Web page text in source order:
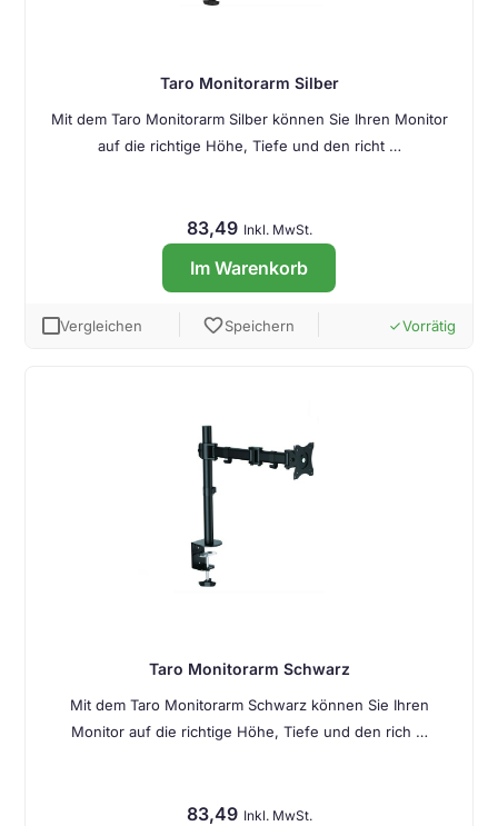
Taro Monitorarm Silber
Mit dem Taro Monitorarm Silber können Sie Ihren Monitor
auf die richtige Höhe, Tiefe und den richt …
83,49 Inkl. MwSt.
Im Warenkorb
Vergleichen favoriteSpeichern doneVorrätig
Taro Monitorarm Schwarz
Mit dem Taro Monitorarm Schwarz können Sie Ihren
Monitor auf die richtige Höhe, Tiefe und den rich …
83,49 Inkl. MwSt.